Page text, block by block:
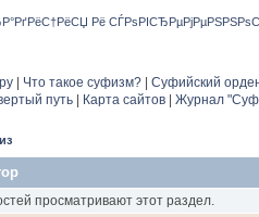
Рё
Что такое суфизм?
Суфийский
путь| Карта сайтов| Журнал
просматривают этот раздел.